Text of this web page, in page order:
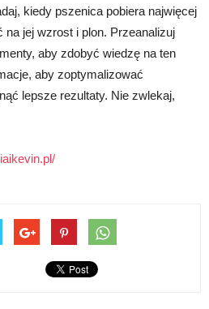
kiedy pszenica pobiera najwięcej
na jej wzrost i plon. Przeanalizuj
aby zdobyć wiedzę na ten
aby zoptymalizować
lepsze rezultaty. Nie zwlekaj,